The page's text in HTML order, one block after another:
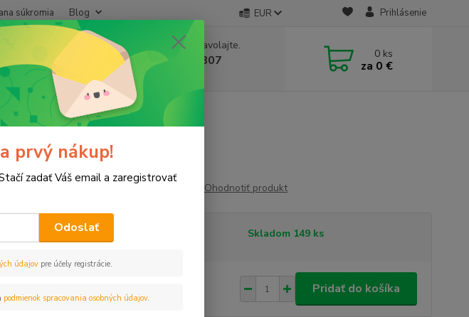
súkromia Blog EUR Prihlásenie
Neviete si rady? Zavolajte.
+421 911 131 807
(Po-Pia, 8-17 hod.)
0 ks
za 0 €
1" voz-vnz PN10
Ohodnotiť produkt
Skladom 149 ks
0,97 €
Pridať do košíka
prvý nákup!
zadať Váš email a zaregistrovať
Odoslať
údajov pre účely registrácie.
podmienok spracovania osobných údajov.